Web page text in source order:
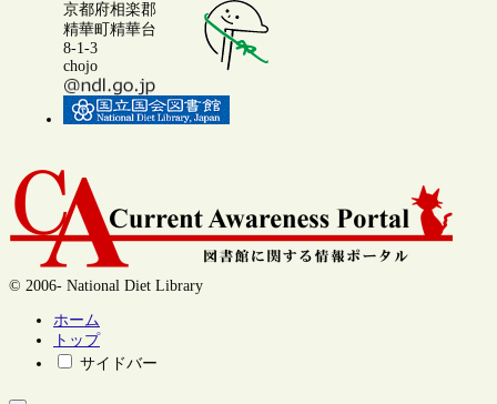
京都府相楽郡
精華町精華台
8-1-3
chojo
© 2006- National Diet Library
ホーム
トップ
サイドバー